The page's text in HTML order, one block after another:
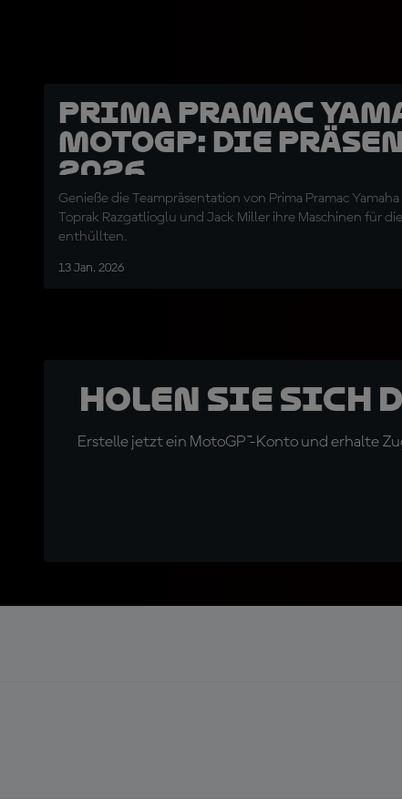
Prima Pramac
MotoGP: Die
2026
Genieße die Teampräsentation von Prima Pramac
Toprak Razgatlioglu und Jack Miller ihre Maschinen für
enthüllten.
13 Jan. 2026
Holen Sie sich
Erstelle jetzt ein MotoGP™-Konto und erhalte